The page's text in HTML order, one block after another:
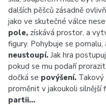
dalších pěšců zásadně
jako ve skutečné válce
pole, získává prostor, a
figury. Pohybuje se
neustoupí. Jak hra
pokud se mu podaří
dočká se povýšení.
proměnit v jakoukoli silnější
partii…